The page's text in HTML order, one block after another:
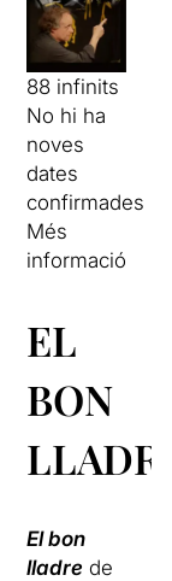
88 infinits
No hi ha
noves
dates
confirmades
Més
informació
EL
BON
LLADRE
El bon
lladre de